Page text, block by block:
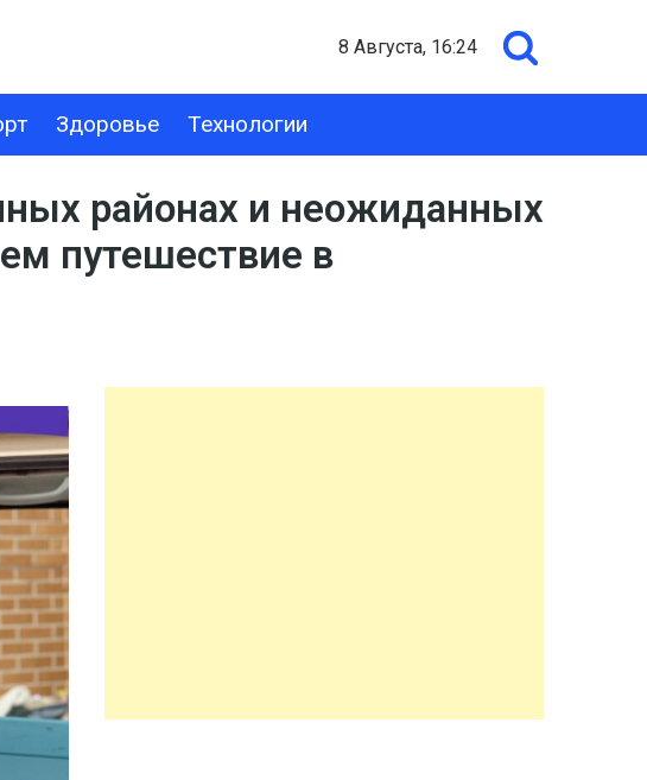
8 Августа, 16:24
Здоровье Технологии
ТЕХНОЛОГИИ
районах и неожиданных
путешествие в